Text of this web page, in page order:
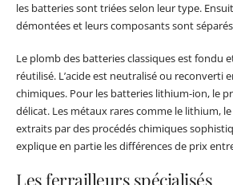
les batteries sont triées selon leur type.
démontées et leurs composants sont
Le plomb des batteries classiques est fondu
réutilisé. L’acide est neutralisé ou reconverti
chimiques. Pour les batteries lithium-ion, le
délicat. Les métaux rares comme le lithium,
extraits par des procédés chimiques
explique en partie les différences de prix
Les ferrailleurs spécialisés